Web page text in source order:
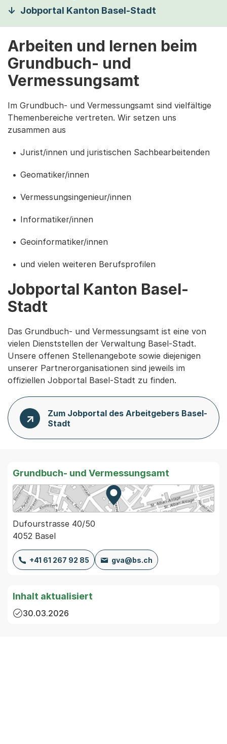
Jobportal Kanton Basel-Stadt
Arbeiten und lernen beim
Grundbuch- und
Vermessungsamt
Im Grundbuch- und Vermessungsamt sind vielfältige
Themenbereiche vertreten. Wir setzen uns
zusammen aus
Jurist/innen und juristischen Sachbearbeitenden
Geomatiker/innen
Vermessungsingenieur/innen
Informatiker/innen
Geoinformatiker/innen
und vielen weiteren Berufsprofilen
Jobportal Kanton Basel-
Stadt
Das Grundbuch- und Vermessungsamt ist eine von
vielen Dienststellen der Verwaltung Basel-Stadt.
Unsere offenen Stellenangebote sowie diejenigen
unserer Partnerorganisationen sind jeweils im
offiziellen Jobportal Basel-Stadt zu finden.
Zum Jobportal des Arbeitgebers Basel-
Stadt
Grundbuch- und Vermessungsamt
Zur Karte von MapBS.
Externer Link, wird in einem
Dufourstrasse 40/50
4052 Basel
+41 61 267 92 85 gva@bs.ch
Inhalt aktualisiert
30.03.2026